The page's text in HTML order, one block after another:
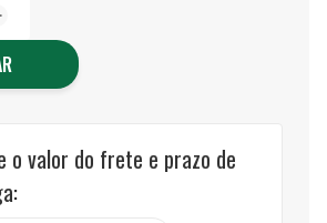
o valor do frete e prazo de